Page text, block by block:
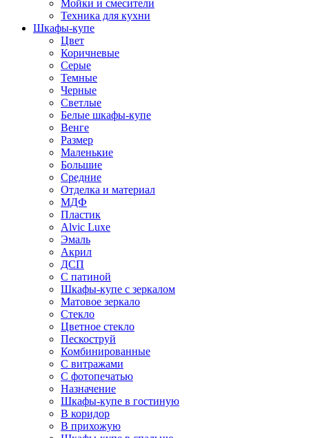
Мойки и смесители
Техника для кухни
Шкафы-купе
Цвет
Коричневые
Серые
Темные
Черные
Светлые
Белые шкафы-купе
Венге
Размер
Маленькие
Большие
Средние
Отделка и материал
МДФ
Пластик
Alvic Luxe
Эмаль
Акрил
ДСП
С патиной
Шкафы-купе с зеркалом
Матовое зеркало
Стекло
Цветное стекло
Пескоструй
Комбинированные
С витражами
С фотопечатью
Назначение
Шкафы-купе в гостиную
В коридор
В прихожую